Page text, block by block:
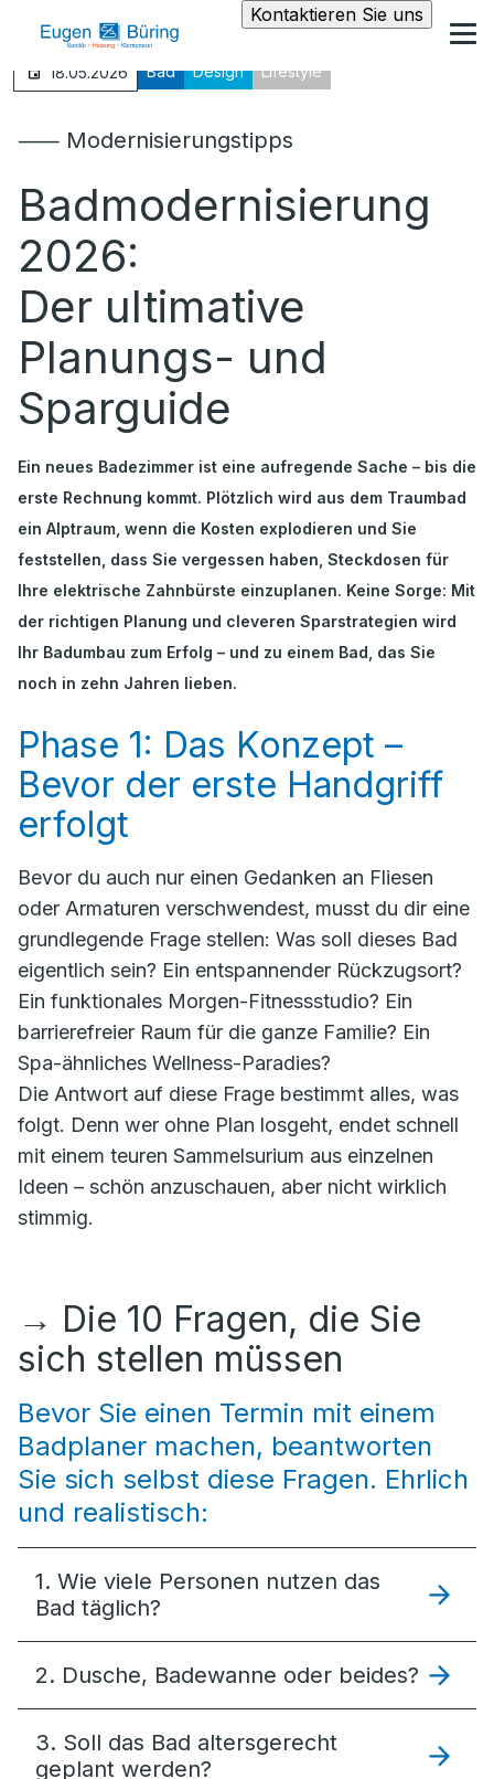
Kontaktieren Sie uns
18.05.2026 Bad Design Lifestyle
⸺ Modernisierungstipps
Badmodernisierung
2026:
Der ultimative
Planungs- und
Sparguide
Ein neues Badezimmer ist eine aufregende Sache – bis die
erste Rechnung kommt. Plötzlich wird aus dem Traumbad
ein Alptraum, wenn die Kosten explodieren und Sie
feststellen, dass Sie vergessen haben, Steckdosen für
Ihre elektrische Zahnbürste einzuplanen. Keine Sorge: Mit
der richtigen Planung und cleveren Sparstrategien wird
Ihr Badumbau zum Erfolg – und zu einem Bad, das Sie
noch in zehn Jahren lieben.
Phase 1: Das Konzept –
Bevor der erste Handgriff
erfolgt
Bevor du auch nur einen Gedanken an Fliesen
oder Armaturen verschwendest, musst du dir eine
grundlegende Frage stellen: Was soll dieses Bad
eigentlich sein? Ein entspannender Rückzugsort?
Ein funktionales Morgen-Fitnessstudio? Ein
barrierefreier Raum für die ganze Familie? Ein
Spa-ähnliches Wellness-Paradies?
Die Antwort auf diese Frage bestimmt alles, was
folgt. Denn wer ohne Plan losgeht, endet schnell
mit einem teuren Sammelsurium aus einzelnen
Ideen – schön anzuschauen, aber nicht wirklich
stimmig.
→ Die 10 Fragen, die Sie
sich stellen müssen
Bevor Sie einen Termin mit einem
Badplaner machen, beantworten
Sie sich selbst diese Fragen. Ehrlich
und realistisch:
1. Wie viele Personen nutzen das
Bad täglich?
2. Dusche, Badewanne oder beides?
3. Soll das Bad altersgerecht
geplant werden?